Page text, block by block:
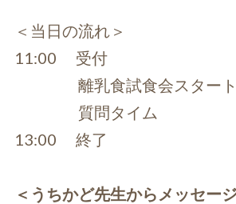
＜当日の流れ＞
11:00 受付
離乳食試食会スタート
質問タイム
13:00 終了
＜うちかど先生からメッセー